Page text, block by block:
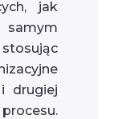
jak
samym
drugiej